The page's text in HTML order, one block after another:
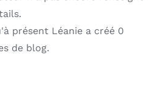
présent Léanie a créé 0
de blog.